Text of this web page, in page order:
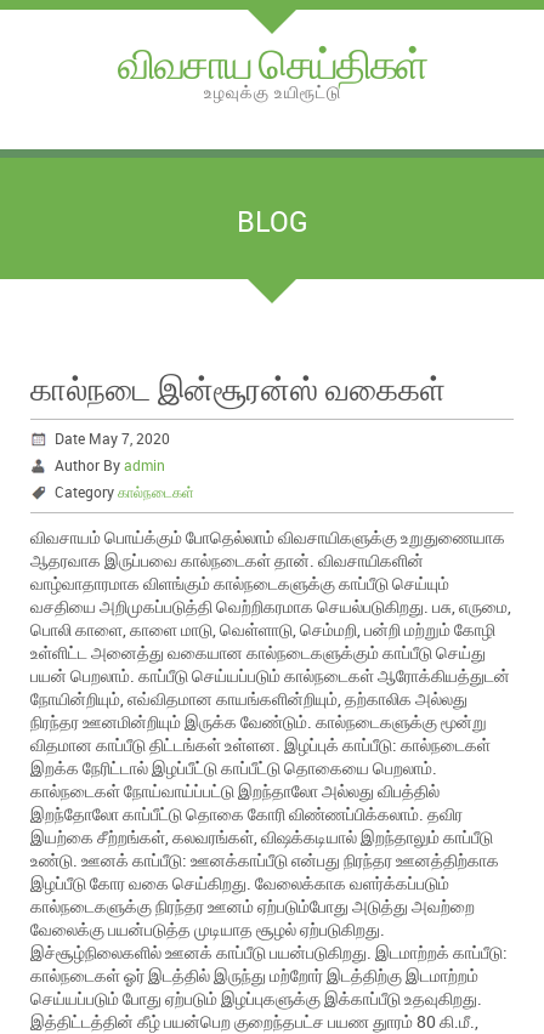
விவசாய செய்திகள்
உழவுக்கு உயிரூட்டு
BLOG
கால்நடை இன்சூரன்ஸ் வகைகள்
Date May 7, 2020
Author Byadmin
Categoryகால்நடைகள்
விவசாயம் பொய்க்கும் போதெல்லாம் விவசாயிகளுக்கு உறுதுணையாக
ஆதரவாக இருப்பவை கால்நடைகள் தான். விவசாயிகளின்
வாழ்வாதாரமாக விளங்கும் கால்நடைகளுக்கு காப்பீடு செய்யும்
வசதியை அறிமுகப்படுத்தி வெற்றிகரமாக செயல்படுகிறது. பசு, எருமை,
பொலி காளை, காளை மாடு, வெள்ளாடு, செம்மறி, பன்றி மற்றும் கோழி
உள்ளிட்ட அனைத்து வகையான கால்நடைகளுக்கும் காப்பீடு செய்து
பயன் பெறலாம். காப்பீடு செய்யப்படும் கால்நடைகள் ஆரோக்கியத்துடன்
நோயின்றியும், எவ்விதமான காயங்களின்றியும், தற்காலிக அல்லது
நிரந்தர ஊனமின்றியும் இருக்க வேண்டும். கால்நடைகளுக்கு மூன்று
விதமான காப்பீடு திட்டங்கள் உள்ளன. இழப்புக் காப்பீடு: கால்நடைகள்
இறக்க நேரிட்டால் இழப்பீட்டு காப்பீட்டு தொகையை பெறலாம்.
கால்நடைகள் நோய்வாய்ப்பட்டு இறந்தாலோ அல்லது விபத்தில்
இறந்தோலோ காப்பீட்டு தொகை கோரி விண்ணப்பிக்கலாம். தவிர
இயற்கை சீற்றங்கள், கலவரங்கள், விஷக்கடியால் இறந்தாலும் காப்பீடு
உண்டு. ஊனக் காப்பீடு: ஊனக்காப்பீடு என்பது நிரந்தர ஊனத்திற்காக
இழப்பீடு கோர வகை செய்கிறது. வேலைக்காக வளர்க்கப்படும்
கால்நடைகளுக்கு நிரந்தர ஊனம் ஏற்படும்போது அடுத்து அவற்றை
வேலைக்கு பயன்படுத்த முடியாத சூழல் ஏற்படுகிறது.
இச்சூழ்நிலைகளில் ஊனக் காப்பீடு பயன்படுகிறது. இடமாற்றக் காப்பீடு:
கால்நடைகள் ஓர் இடத்தில் இருந்து மற்றோர் இடத்திற்கு இடமாற்றம்
செய்யப்படும் போது ஏற்படும் இழப்புகளுக்கு இக்காப்பீடு உதவுகிறது.
இத்திட்டத்தின் கீழ் பயன்பெற குறைந்தபட்ச பயண துாரம் 80 கி.மீ.,